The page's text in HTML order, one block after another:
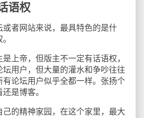
语权
者网站来说，最具特色的是什
帝，但版主不一定有话语权，
坛用户，但大量的灌水和争吵往往
有论坛用户似乎全都一样。张扬个
是博客。
的精神家园，在这个家里，最大